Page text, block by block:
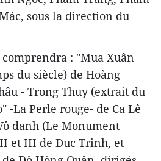
sous la direction du
: "Mua Xuân
du siècle) de Hoàng
- Trong Thuy (extrait du
-La Perle rouge- de Ca Lê
danh (Le Monument
et III de Duc Trinh, et